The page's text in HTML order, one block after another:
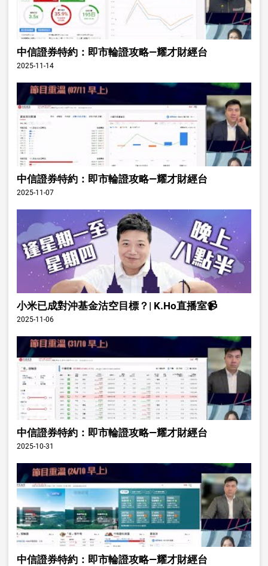
中信證券特約：即市輪證攻略—耀才財經台
2025-11-14
中信證券特約：即市輪證攻略—耀才財經台
2025-11-07
小米已成對沖基金沽空目標？| K.Ho直播室📹
2025-11-06
中信證券特約：即市輪證攻略—耀才財經台
2025-10-31
中信證券特約：即市輪證攻略—耀才財經台